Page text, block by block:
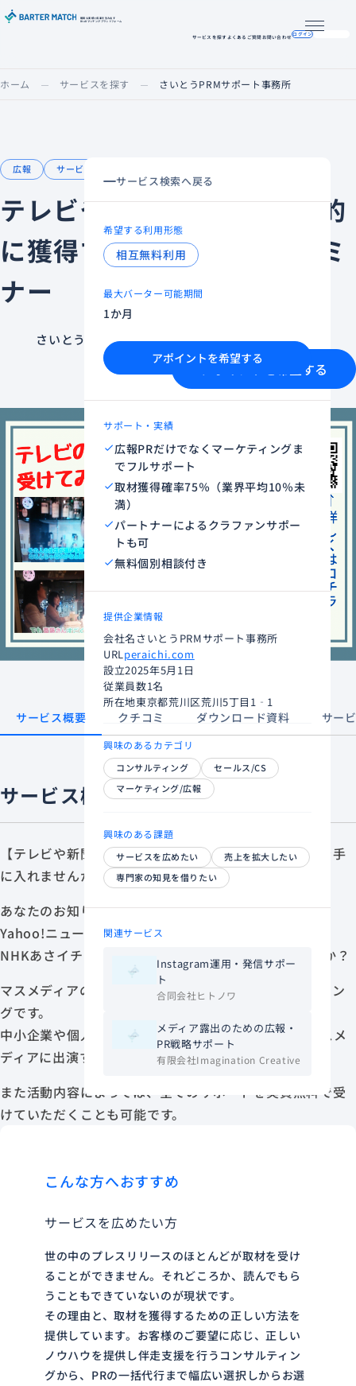
メニュ
確実な実績と成果を生み出す
BtoBマッチングプラットフォーム
サービスを探す よくあるご質問お問い合わせログイン
ホーム サービスを探す さいとうPRMサポート事務所
広報 サービスを広めたい
テレビや新聞の取材を意図的
に獲得できるオンラインセミ
ナー
さいとうPRMサポート事務所
アポイントを希望する
サービス概要 クチコミ ダウンロード資料 サー
サービス概要
【テレビや新聞から取材され、最強のブランディングを手
に入れませんか？】
あなたのお知り合いやクライアント様を、日経新聞や
Yahoo!ニュース、
NHKあさイチなどに取材を受ける形で出演させませんか？
マスメディアの取材を受けることは、最強のブランディン
グです。
中小企業や個人事業主でも、正しいやり方をすればマスメ
ディアに出演することは十分可能です。
また活動内容によっては、全てのサポートを実質無料で受
けていただくことも可能です。
こんな方へおすすめ
サービスを広めたい方
世の中のプレスリリースのほとんどが取材を受け
ることができません。それどころか、読んでもら
うこともできていないのが現状です。
その理由と、取材を獲得するための正しい方法を
提供しています。お客様のご要望に応じ、正しい
ノウハウを提供し伴走支援を行うコンサルティン
グから、PRの一括代行まで幅広い選択しからお選
サービス検索へ戻る
希望する利用形態
相互無料利用
最大バーター可能期間
1か月
アポイントを希望する
サポート・実績
広報PRだけでなくマーケティングま
でフルサポート
取材獲得確率75％（業界平均10％未
満）
パートナーによるクラファンサポー
トも可
無料個別相談付き
提供企業情報
会社名 さいとうPRMサポート事務所
URLperaichi.com
設立2025年5月1日
従業員数1名
所在地東京都荒川区荒川5丁目1‐1
興味のあるカテゴリ
コンサルティング
セールス/CS
マーケティング/広報
興味のある課題
サービスを広めたい
売上を拡大したい
専門家の知見を借りたい
関連サービス
Instagram運用・発信サポー
ト
合同会社ヒトノワ
メディア露出のための広報・
PR戦略サポート
有限会社Imagination Creative